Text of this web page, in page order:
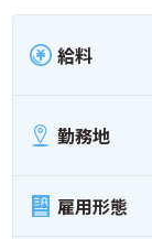
給料
勤務地
雇用形態